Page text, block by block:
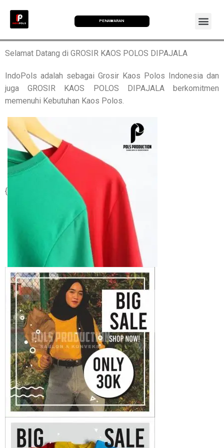
PENAWARAN
Selamat Datang di GROSIR KAOS POLOS DIPAJALA
IndoPols adalah sebagai Grosir Kaos Polos Indonesia dan
juga GROSIR KAOS POLOS DIPAJALA berkomitmen
memenuhi Kebutuhan Kaos Polos.
{